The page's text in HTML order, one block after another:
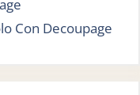
Con Decoupage